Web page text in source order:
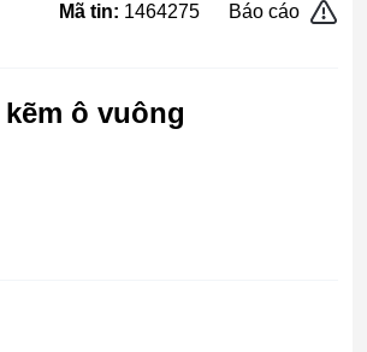
Mã tin: 1464275 Báo cáo
ô vuông